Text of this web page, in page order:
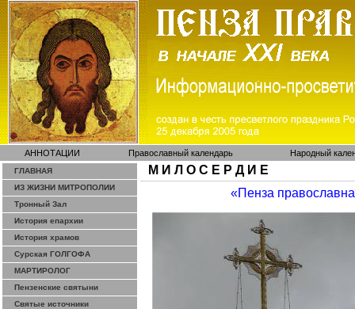
АННОТАЦИИ Православный календарь Народный
ГЛАВНАЯ
ИЗ ЖИЗНИ МИТРОПОЛИИ
Тронный Зал
История епархии
История храмов
Сурская ГОЛГОФА
МАРТИРОЛОГ
Пензенские святыни
Святые источники
М И Л О С Е Р Д И Е
«Пенза